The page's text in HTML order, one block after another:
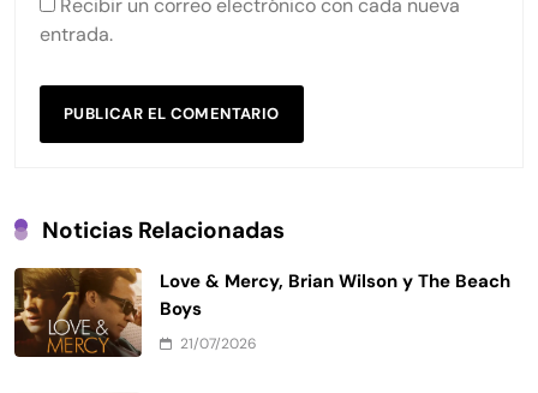
Recibir un correo electrónico con cada nueva
entrada.
Noticias Relacionadas
Love & Mercy, Brian Wilson y The Beach
Boys
21/07/2026